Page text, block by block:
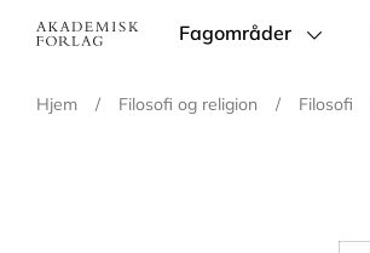
Main
Fagområder
Hjem / Filosofi og religion / Filosofi